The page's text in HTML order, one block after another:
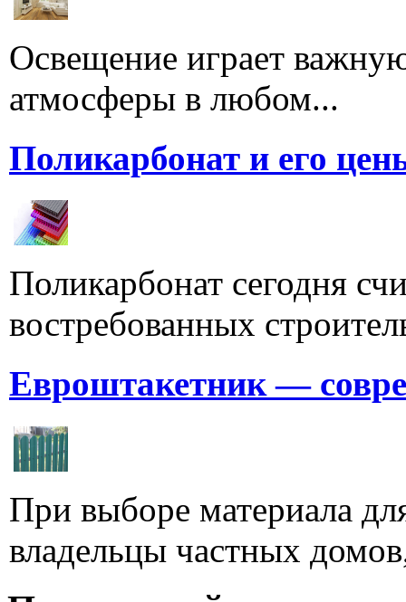
Освещение играет
атмосферы в любом...
Поликарбонат и его
Поликарбонат сегодня
востребованных
Евроштакетник —
При выборе материала
владельцы частных